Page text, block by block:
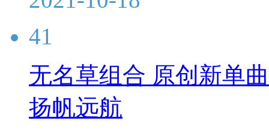
41
无名草组合 原创新单
扬帆远航